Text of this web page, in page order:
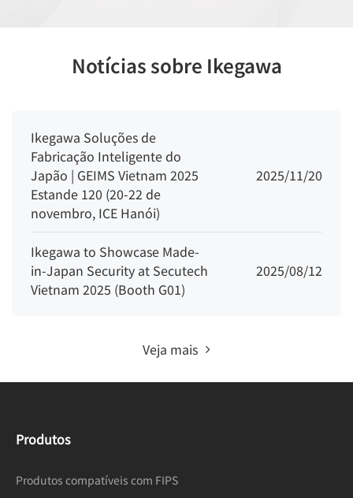
Notícias sobre Ikegawa
Ikegawa Soluções de
Fabricação Inteligente do
Japão | GEIMS Vietnam 2025
Estande 120 (20-22 de
novembro, ICE Hanói)
2025/11/20
Ikegawa to Showcase Made-
in-Japan Security at Secutech
Vietnam 2025 (Booth G01)
2025/08/12
Veja mais
Produtos
Produtos compatíveis com FIPS